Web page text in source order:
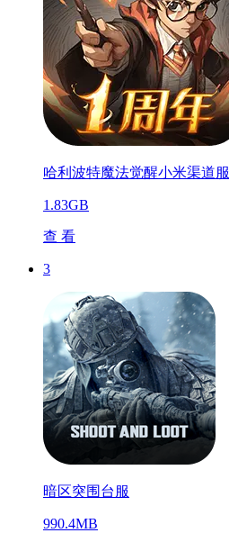
哈利波特魔法觉醒小米渠道服
1.83GB
查 看
3
暗区突围台服
990.4MB